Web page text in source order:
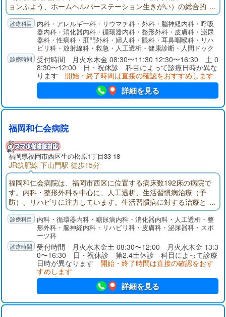
ョンふよう、ホームヘルパーステーション生きがい）の総合的
ケアーミックスサービスを提供しております。納得と安心の医
療、私達は医療の基本に則り、更なる研鑚につとめ、常に地域
の人々の立場に立った病院づくり、最適な医療提供を目指しま
内科・アレルギー科・リウマチ科・外科・脳神経内科・呼吸
器内科・消化器内科・循環器内科・整形外科・皮膚科・泌尿
器科・性病科・肛門外科・婦人科・眼科・耳鼻咽喉科・リハ
ビリ科・放射線科・救急・人工透析・健康診断・人間ドック
受付時間 月火水木金 08:30〜11:30 12:30〜16:30 土 0
8:30〜12:00 日・祝休診 科目によって診療日時が異な
ります 開始・終了時間は直接の確認をおすすめします
詳細を見る
福岡和仁会病院
福岡県福岡市西区生の松原1丁目33-18
JR筑肥線 下山門駅 徒歩15分
福岡和仁会病院は、福岡市西区に位置する病床数192床の病院で
す。内科・整形外科を中心に、人工透析、生活習慣病治療（予
防）、リハビリに注力しています。生活習慣病に対する治療と
運動・栄養の指導を行う指定運動療法施設「ＭＦＣ和仁会」を
併設し、様々な介護サービス（居宅介護支援、通所介護、通所
リハビリ、有料老人ホーム等）と共に高齢社会を支えるべく、
全力で取組んでいます。
内科・循環器内科・糖尿病内科・消化器内科・人工透析・整
形外科・脳神経内科・リハビリ科・皮膚科・泌尿器科・スポ
ーツ科
受付時間 月火水木金土 08:30〜12:00 月火水木金 13:3
0〜16:30 日・祝休診 第2.4土休診 科目によって診療
日時が異なります 開始・終了時間は直接の確認をおす
すめします
詳細を見る